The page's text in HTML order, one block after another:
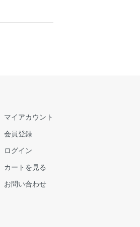
マイアカウント
会員登録
ログイン
カートを見る
お問い合わせ